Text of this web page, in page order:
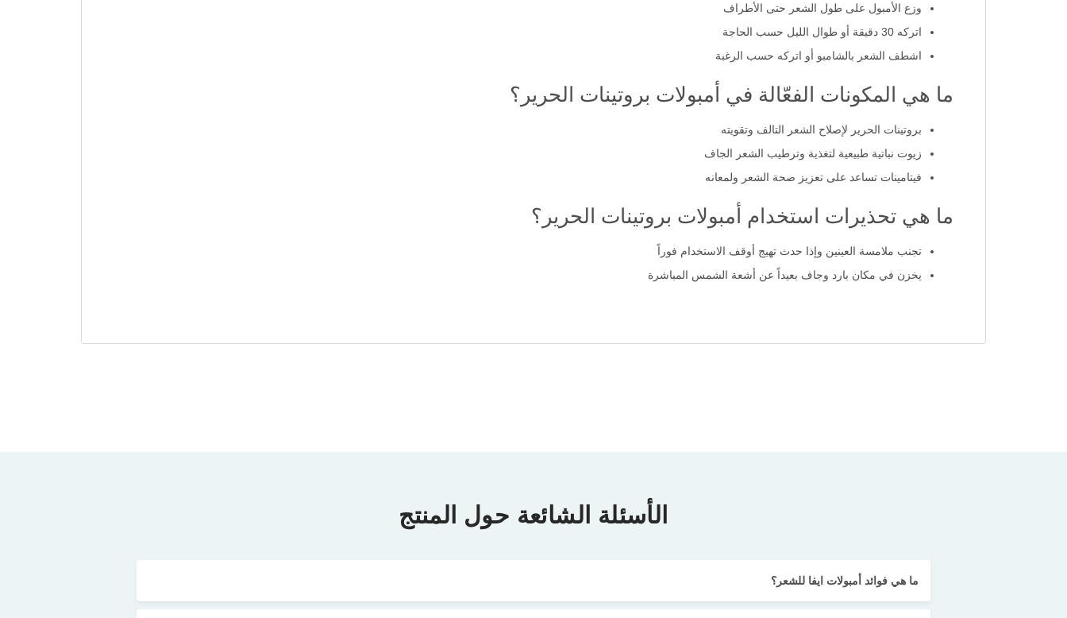
دلك فروة الرأس بلطف لتحفيز الدورة الدموية
وزع الأمبول على طول الشعر حتى الأطراف
اتركه 30 دقيقة أو طوال الليل حسب الحاجة
اشطف الشعر بالشامبو أو اتركه حسب الرغبة
بروتينات الحرير لإصلاح الشعر التالف وتقويته
زيوت نباتية طبيعية لتغذية وترطيب الشعر الجاف
فيتامينات تساعد على تعزيز صحة الشعر ولمعانه
ما هي تحذيرات استخدام أمبولات بروتينات الحرير؟
تجنب ملامسة العينين وإذا حدث تهيج أوقف الاستخدام فوراً
الأسئلة الشائعة حول المنتج
ما هي فوائد أمبولات ايفا للشعر؟